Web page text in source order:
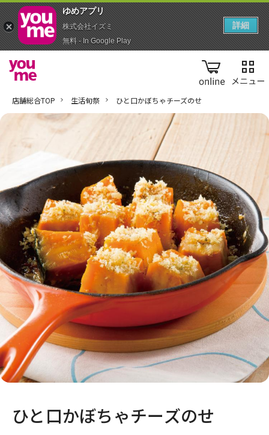
online
店舗総合TOP 生活旬祭 ひと口かぼちゃチーズのせ
ひと口かぼちゃチーズのせ
ゆめアプ‪リ‬
株式会社イズミ
無料 - In Google Play
詳細